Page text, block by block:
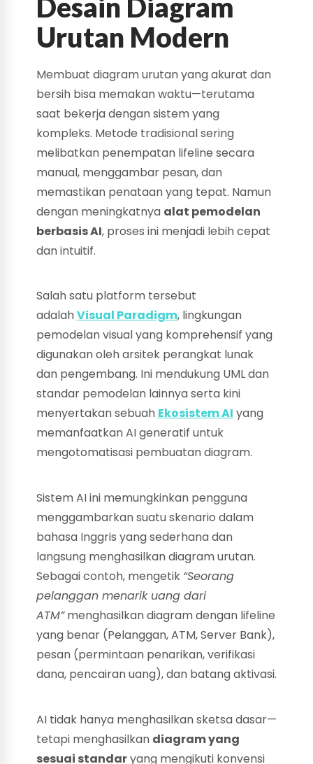
Desain Diagram
Urutan Modern
Membuat diagram urutan yang akurat dan
bersih bisa memakan waktu—terutama
saat bekerja dengan sistem yang
kompleks. Metode tradisional sering
melibatkan penempatan lifeline secara
manual, menggambar pesan, dan
memastikan penataan yang tepat. Namun
dengan meningkatnya alat pemodelan
berbasis AI, proses ini menjadi lebih cepat
dan intuitif.
Salah satu platform tersebut
adalahVisual Paradigm, lingkungan
pemodelan visual yang komprehensif yang
digunakan oleh arsitek perangkat lunak
dan pengembang. Ini mendukung UML dan
standar pemodelan lainnya serta kini
menyertakan sebuah Ekosistem AI yang
memanfaatkan AI generatif untuk
mengotomatisasi pembuatan diagram.
Sistem AI ini memungkinkan pengguna
menggambarkan suatu skenario dalam
bahasa Inggris yang sederhana dan
langsung menghasilkan diagram urutan.
Sebagai contoh, mengetik “Seorang
pelanggan menarik uang dari
ATM”menghasilkan diagram dengan lifeline
yang benar (Pelanggan, ATM, Server Bank),
pesan (permintaan penarikan, verifikasi
dana, pencairan uang), dan batang aktivasi.
AI tidak hanya menghasilkan sketsa dasar—
tetapi menghasilkan diagram yang
sesuai standaryang mengikuti konvensi